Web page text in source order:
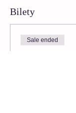
Bilety
Sale ended